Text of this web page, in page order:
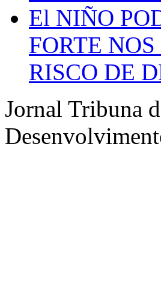
El NIÑO
FORTE
RISCO DE
Jornal Tribuna